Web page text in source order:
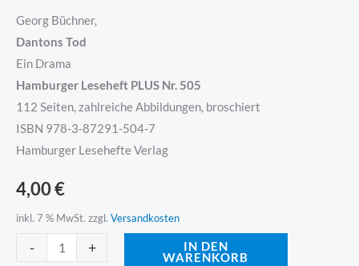
Georg Büchner,
Dantons Tod
Ein Drama
Hamburger Leseheft PLUS Nr. 505
112 Seiten, zahlreiche Abbildungen, broschiert
ISBN 978-3-87291-504-7
Hamburger Lesehefte Verlag
4,00€
inkl. 7 % MwSt. zzgl. Versandkosten
- +
IN DEN
WARENKORB